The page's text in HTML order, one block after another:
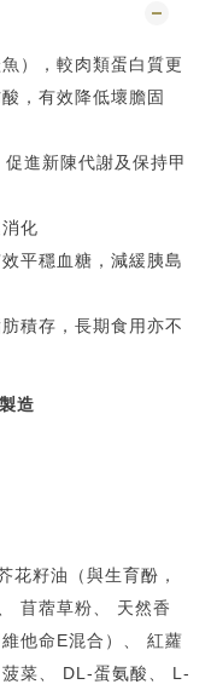
），較肉類蛋白質更
，有效降低壞膽固
進新陳代謝及保持甲
化
平穩血糖，減緩胰島
積存，長期食用亦不
造
花籽油（與生育酚，
苜蓿草粉、 天然香
他命E混合）、 紅蘿
菜、 DL-蛋氨酸、 L-